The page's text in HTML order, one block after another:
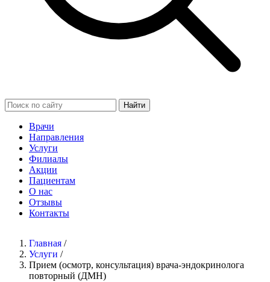
Найти
Врачи
Направления
Услуги
Филиалы
Акции
Пациентам
О нас
Отзывы
Контакты
Главная /
Услуги /
Прием (осмотр, консультация) врача-эндокринолога
повторный (ДМН)